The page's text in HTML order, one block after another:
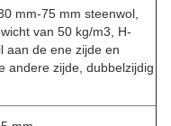
mm-75 mm steenwol,
van 50 kg/m3, H-
aan de ene zijde en
andere zijde, dubbelzijdig